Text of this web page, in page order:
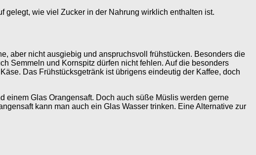
gelegt, wie viel Zucker in der Nahrung wirklich enthalten ist.
aber nicht ausgiebig und anspruchsvoll frühstücken. Besonders die
Semmeln und Kornspitz dürfen nicht fehlen. Auf die besonders
Das Frühstücksgetränk ist übrigens eindeutig der Kaffee, doch
einem Glas Orangensaft. Doch auch süße Müslis werden gerne
kann man auch ein Glas Wasser trinken. Eine Alternative zur